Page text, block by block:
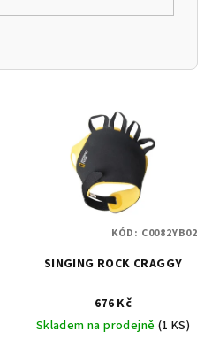
SINGING ROCK CRAGGY
676 Kč
Skladem na prodejně (1 KS)
KÓD: C0082YB02